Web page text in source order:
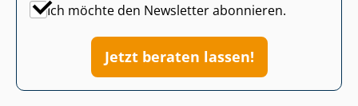
Ich möchte den Newsletter abonnieren.
Jetzt beraten lassen!